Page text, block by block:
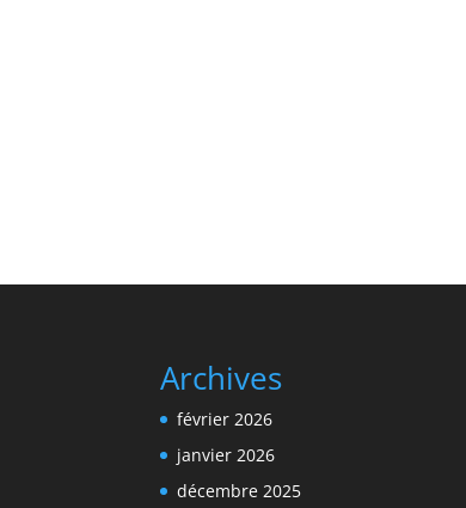
Archives
février 2026
janvier 2026
décembre 2025